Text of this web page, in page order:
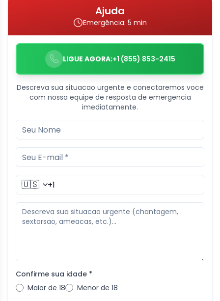
Ajuda
Emergência: 5 min
LIGUE AGORA:+1 (855) 853-2415
Descreva sua situacao urgente e conectaremos voce
com nossa equipe de resposta de emergencia
imediatamente.
🇺🇸
Confirme sua idade *
Maior de 18
Menor de 18